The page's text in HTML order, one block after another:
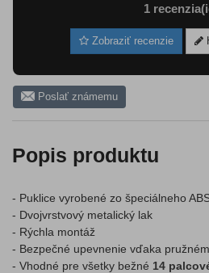
1
Zobraziť recenzie
Poslať známemu
Popis produktu
- Puklice vyrobené zo špeciálneho
- Dvojvrstvový metalický lak
- Rýchla montáž
- Bezpečné upevnenie vďaka
- Vhodné pre všetky bežné 14